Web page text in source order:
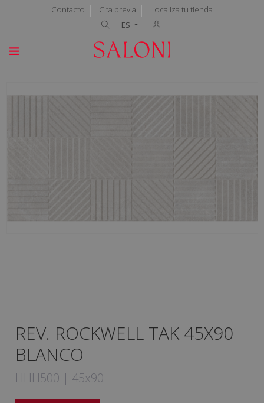
Contacto Cita previa
Localiza tu tienda
ES
REV. ROCKWELL TAK 45X90
BLANCO
HHH500 | 45x90